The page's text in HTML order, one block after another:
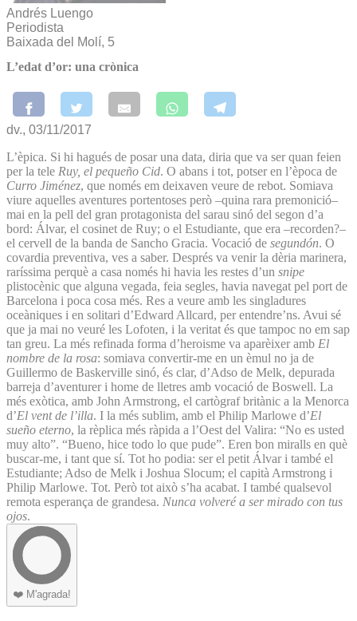
Andrés Luengo
Periodista
Baixada del Molí, 5
L’edat d’or: una crònica
dv., 03/11/2017
L’èpica. Si hi hagués de posar una data, diria que va ser quan feien
per la tele Ruy, el pequeño Cid. O abans i tot, potser en l’època de
Curro Jiménez, que només em deixaven veure de rebot. Somiava
viure aquelles aventures portentoses però –quina rara premonició–
mai en la pell del gran protagonista del sarau sinó del segon d’a
bord: Álvar, el cosinet de Ruy; o el Estudiante, que era –recorden?–
el cervell de la banda de Sancho Gracia. Vocació de segundón. O
covardia preventiva, ves a saber. Després va venir la dèria marinera,
raríssima perquè a casa només hi havia les restes d’un snipe
plistocènic que alguna vegada, feia segles, havia navegat pel port de
Barcelona i poca cosa més. Res a veure amb les singladures
oceàniques i en solitari d’Edward Allcard, per entendre’ns. Avui sé
que ja mai no veuré les Lofoten, i la veritat és que tampoc no em sap
tan greu. La més refinada forma d’heroisme va aparèixer amb El
nombre de la rosa: somiava convertir-me en un èmul no ja de
Guillermo de Baskerville sinó, és clar, d’Adso de Melk, depurada
barreja d’aventurer i home de lletres amb vocació de Boswell. La
més exòtica, amb John Armstrong, el cartògraf britànic a la Menorca
d’El vent de l’illa. I la més sublim, amb el Philip Marlowe d’El
sueño eterno, la rèplica més ràpida a l’Oest del Valira: “No es usted
muy alto”. “Bueno, hice todo lo que pude”. Eren bon miralls en què
buscar-me, i tant que sí. Tot ho podia: ser el petit Álvar i també el
Estudiante; Adso de Melk i Joshua Slocum; el capità Armstrong i
Philip Marlowe. Tot. Però tot això s’ha acabat. I també qualsevol
remota esperança de grandesa. Nunca volveré a ser mirado con tus
ojos.
❤️ M'agrada!